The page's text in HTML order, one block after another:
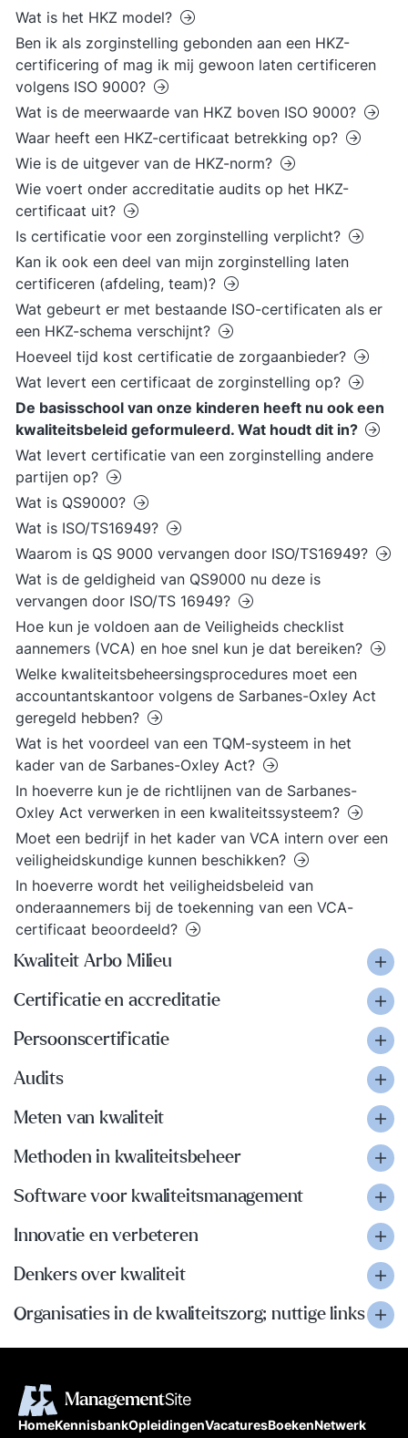
Wat is het HKZ model?
Ben ik als zorginstelling gebonden aan een HKZ-
certificering of mag ik mij gewoon laten certificeren
volgens ISO 9000?
Wat is de meerwaarde van HKZ boven ISO 9000?
Waar heeft een HKZ-certificaat betrekking op?
Wie is de uitgever van de HKZ-norm?
Wie voert onder accreditatie audits op het HKZ-
certificaat uit?
Is certificatie voor een zorginstelling verplicht?
Kan ik ook een deel van mijn zorginstelling laten
certificeren (afdeling, team)?
Wat gebeurt er met bestaande ISO-certificaten als er
een HKZ-schema verschijnt?
Hoeveel tijd kost certificatie de zorgaanbieder?
Wat levert een certificaat de zorginstelling op?
De basisschool van onze kinderen heeft nu ook een
kwaliteitsbeleid geformuleerd. Wat houdt dit in?
Wat levert certificatie van een zorginstelling andere
partijen op?
Wat is QS9000?
Wat is ISO/TS16949?
Waarom is QS 9000 vervangen door ISO/TS16949?
Wat is de geldigheid van QS9000 nu deze is
vervangen door ISO/TS 16949?
Hoe kun je voldoen aan de Veiligheids checklist
aannemers (VCA) en hoe snel kun je dat bereiken?
Welke kwaliteitsbeheersingsprocedures moet een
accountantskantoor volgens de Sarbanes-Oxley Act
geregeld hebben?
Wat is het voordeel van een TQM-systeem in het
kader van de Sarbanes-Oxley Act?
In hoeverre kun je de richtlijnen van de Sarbanes-
Oxley Act verwerken in een kwaliteitssysteem?
Moet een bedrijf in het kader van VCA intern over een
veiligheidskundige kunnen beschikken?
In hoeverre wordt het veiligheidsbeleid van
onderaannemers bij de toekenning van een VCA-
certificaat beoordeeld?
Kwaliteit Arbo Milieu
Certificatie en accreditatie
Persoonscertificatie
Audits
Meten van kwaliteit
Methoden in kwaliteitsbeheer
Software voor kwaliteitsmanagement
Innovatie en verbeteren
Denkers over kwaliteit
Organisaties in de kwaliteitszorg; nuttige links
HomeKennisbankOpleidingenVacaturesBoekenNetwerk